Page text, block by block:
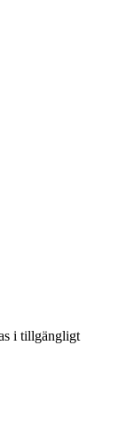
i tillgängligt